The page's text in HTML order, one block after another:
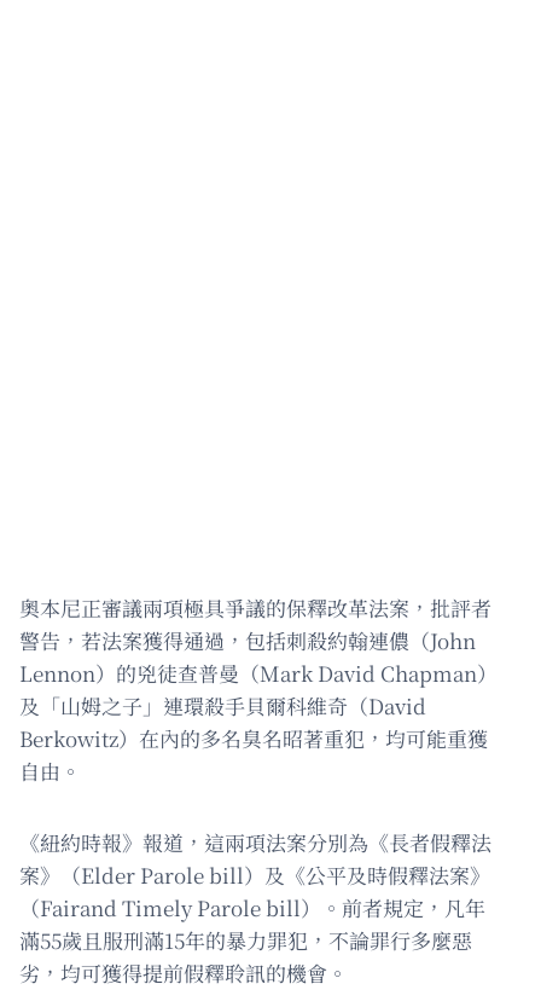
奧本尼正審議兩項極具爭議的保釋改革法案，批評者
警告，若法案獲得通過，包括刺殺約翰連儂（John
Lennon）的兇徒查普曼（Mark David Chapman）
及「山姆之子」連環殺手貝爾科維奇（David
Berkowitz）在內的多名臭名昭著重犯，均可能重獲
自由。
《紐約時報》報道，這兩項法案分別為《長者假釋法
案》（Elder Parole bill）及《公平及時假釋法案》
（Fairand Timely Parole bill）。前者規定，凡年
滿55歲且服刑滿15年的暴力罪犯，不論罪行多麼惡
劣，均可獲得提前假釋聆訊的機會。